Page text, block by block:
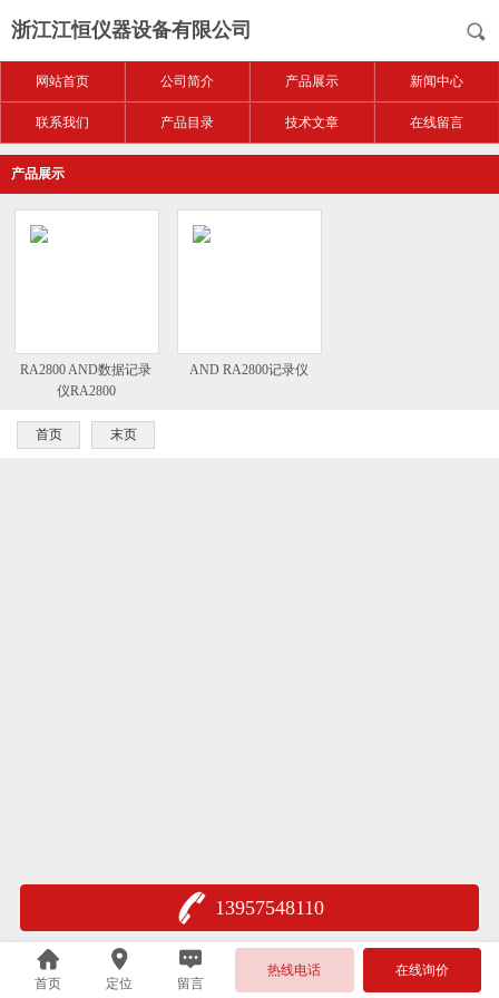
浙江江恒仪器设备有限公司
网站首页 公司简介 产品展示 新闻中心
联系我们 产品目录 技术文章 在线留言
产品展示
RA2800 AND数据记录
仪RA2800
AND RA2800记录仪
首页 末页
13957548110
首页 定位 留言
热线电话 在线询价